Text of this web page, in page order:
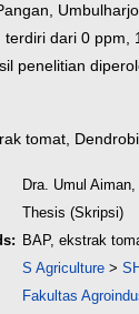
terdiri dari 0
penelitian
tomat,
Dra. Umul
Thesis (Skripsi)
BAP, ekstrak
S Agriculture >
Fakultas